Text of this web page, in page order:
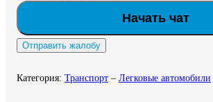
Начать чат
Отправить жалобу
Категория: Транспорт – Легковые автомобили